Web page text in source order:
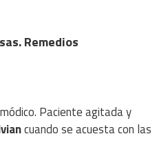
Remedios
Paciente agitada y
cuando se acuesta con las